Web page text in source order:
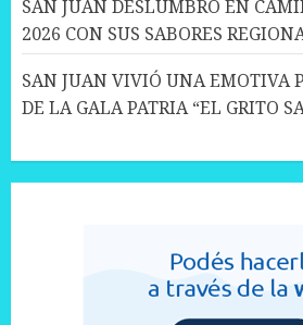
SAN JUAN DESLUMBRÓ EN
2026 CON SUS SABORES
SAN JUAN VIVIÓ UNA EMOTIVA
DE LA GALA PATRIA “EL GRITO